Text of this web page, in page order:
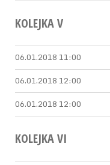
KOLEJKA V
06.01.2018 11:00
06.01.2018 12:00
06.01.2018 12:00
KOLEJKA VI